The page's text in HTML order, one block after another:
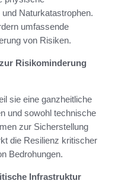
Naturkatastrophen.
umfassende
von Risiken.
Risikominderung
sie eine ganzheitliche
und sowohl technische
zur Sicherstellung
die Resilienz kritischer
Bedrohungen.
Infrastruktur